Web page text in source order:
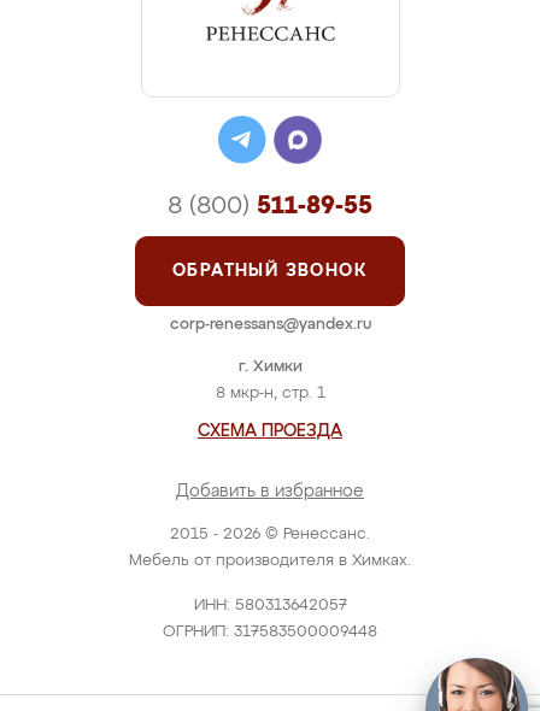
2015 - 2026 © Ренессанс.
Мебель от производителя в Химках.
ИНН: 580313642057
ОГРНИП: 317583500009448
г. Химки
8 мкр-н, стр. 1
СХЕМА ПРОЕЗДА
Добавить в избранное
8 (800) 511-89-55
ОБРАТНЫЙ ЗВОНОК
corp-renessans@yandex.ru